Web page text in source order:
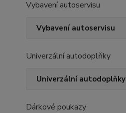
Vybavení autoservisu
Vybavení autoservisu
Univerzální autodoplňky
Univerzální autodoplňky
Dárkové poukazy